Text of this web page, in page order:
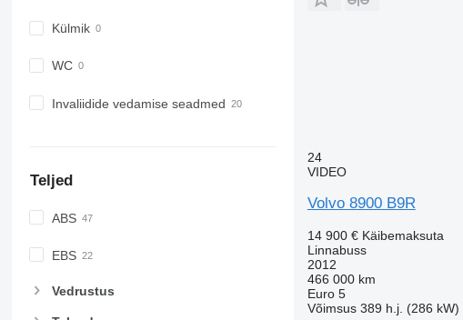
Külmik
WC
Invaliidide vedamise seadmed
Teljed
ABS
EBS
Vedrustus
24
VIDEO
Volvo 8900 B9R
14 900 € Käibemaksuta
Linnabuss
2012
466 000 km
Euro 5
Võimsus 389 h.j. (286 kW)